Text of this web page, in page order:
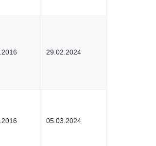
29.02.2024
05.03.2024